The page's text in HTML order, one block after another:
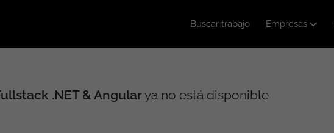
Buscar trabajo Empresas
.NET & Angularya no está disponible